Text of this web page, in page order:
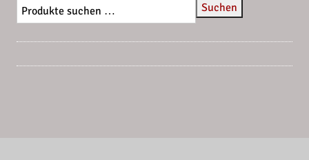
Suchen